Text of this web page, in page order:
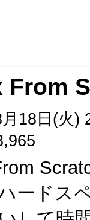
From
18日(火)
ードス